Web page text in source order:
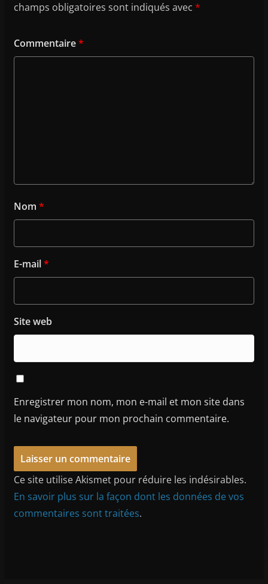
champs obligatoires sont indiqués avec *
Commentaire*
Nom *
E-mail*
Site web
Enregistrer mon nom, mon e-mail et mon site dans
le navigateur pour mon prochain commentaire.
Ce site utilise Akismet pour réduire les indésirables.
En savoir plus sur la façon dont les données de vos
commentaires sont traitées.